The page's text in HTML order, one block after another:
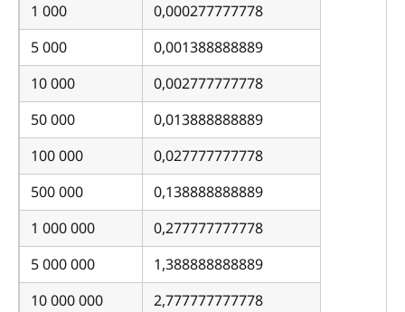
1 000
0,000277777778
5 000
0,001388888889
10 000
0,002777777778
50 000
0,013888888889
100 000
0,027777777778
500 000
0,138888888889
1 000 000
0,277777777778
5 000 000
1,388888888889
10 000 000
2,777777777778